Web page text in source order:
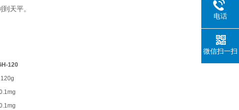
天平。
120
120g
电话
微信扫一扫